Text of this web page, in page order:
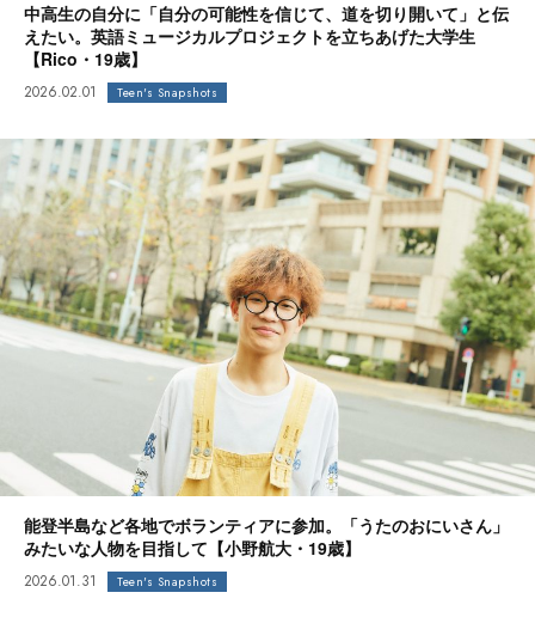
中高生の自分に「自分の可能性を信じて、道を切り開いて」と伝
えたい。英語ミュージカルプロジェクトを立ちあげた大学生
【Rico・19歳】
2026.02.01 Teen's Snapshots
能登半島など各地でボランティアに参加。「うたのおにいさん」
みたいな人物を目指して【小野航大・19歳】
2026.01.31 Teen's Snapshots